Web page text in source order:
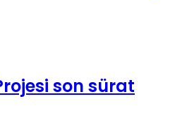
son sürat